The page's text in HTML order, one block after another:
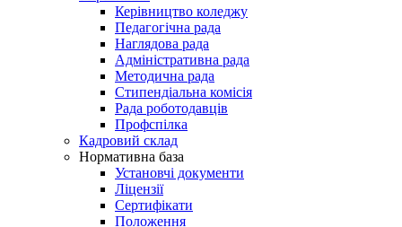
Керівництво коледжу
Педагогічна рада
Наглядова рада
Адміністративна рада
Методична рада
Стипендіальна комісія
Рада роботодавців
Профспілка
Кадровий склад
Нормативна база
Установчі документи
Ліцензії
Сертифікати
Положення